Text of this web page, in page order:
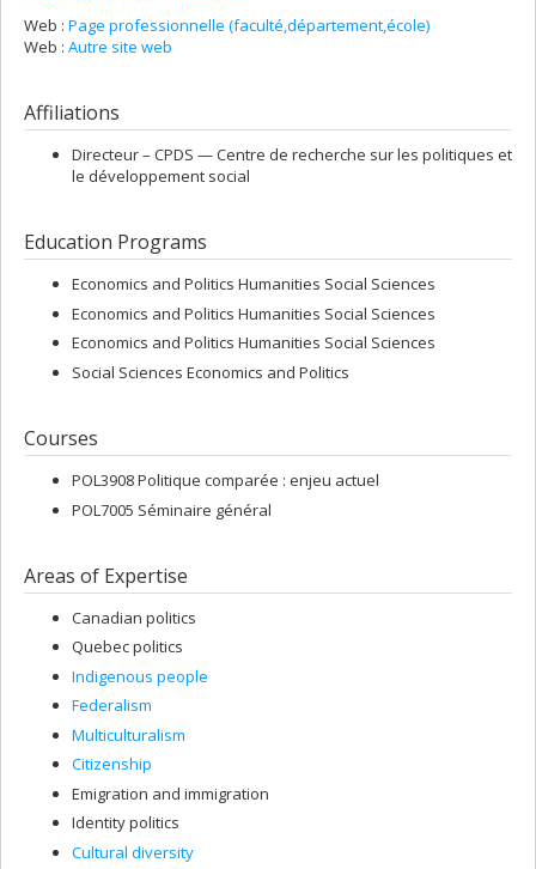
Web : Page professionnelle (faculté,département,école)
Web : Autre site web
Affiliations
Directeur – CPDS — Centre de recherche sur les politiques et
le développement social
Education Programs
Economics and Politics Humanities Social Sciences
Economics and Politics Humanities Social Sciences
Economics and Politics Humanities Social Sciences
Social Sciences Economics and Politics
Courses
POL3908 Politique comparée : enjeu actuel
POL7005 Séminaire général
Areas of Expertise
Canadian politics
Quebec politics
Indigenous people
Federalism
Multiculturalism
Citizenship
Emigration and immigration
Identity politics
Cultural diversity